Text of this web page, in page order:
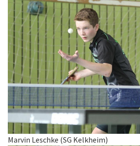
Marvin Leschke (SG Kelkheim)